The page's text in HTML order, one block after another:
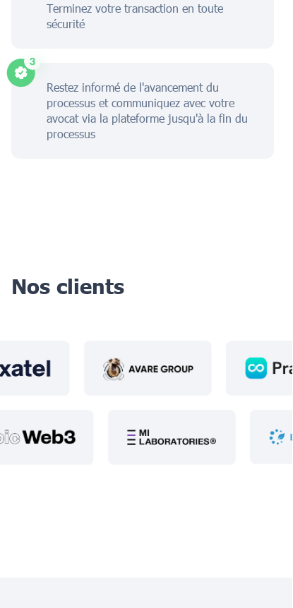
Terminez votre transaction en toute
sécurité
Restez informé de l'avancement du
processus et communiquez avec votre
avocat via la plateforme jusqu'à la fin du
processus
Nos clients